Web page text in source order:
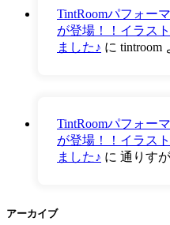
TintRoomパフォー
が登場！！イラス
ました♪ に tintroom
TintRoomパフォー
が登場！！イラス
ました♪ に 通りす
アーカイブ